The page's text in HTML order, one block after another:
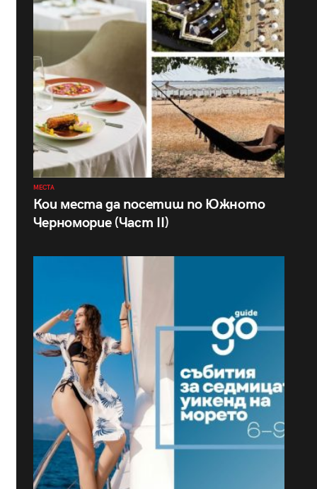
МЕСТА
Кои места да посетиш по Южното
Черноморие (Част II)